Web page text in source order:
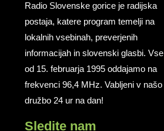
Radio Slovenske gorice je radijska
postaja, katere program temelji na
lokalnih vsebinah, preverjenih
informacijah in slovenski glasbi. Vse
od 15. februarja 1995 oddajamo na
frekvenci 96,4 MHz. Vabljeni v našo
družbo 24 ur na dan!
Sledite nam